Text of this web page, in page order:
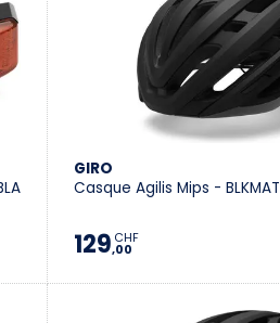
GIRO
Casque Agilis Mips - BLKMAT
129,00
CHF